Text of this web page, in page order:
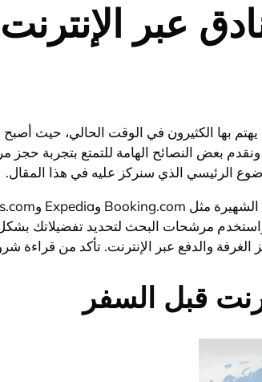
عبر الإنترنت
يهتم بها الكثيرون في الوقت الحالي، حيث
بعض النصائح الهامة للتمتع بتجربة
الرئيسي الذي سنركز عليه في هذا المقال.
مرشحات البحث لتحديد تفضيلاتك
والدفع عبر الإنترنت. تأكد من قراءة
قبل السفر